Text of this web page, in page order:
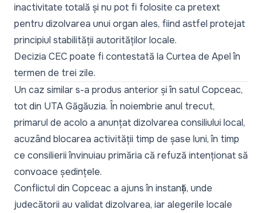
inactivitate totală și nu pot fi folosite ca pretext
pentru dizolvarea unui organ ales, fiind astfel protejat
principiul stabilității autorităților locale.
Decizia CEC poate fi contestată la Curtea de Apel în
termen de trei zile.
Un caz similar s-a produs anterior și în satul Copceac,
tot din UTA Găgăuzia. În noiembrie anul trecut,
primarul de acolo a anunțat dizolvarea consiliului local,
acuzând blocarea activității timp de șase luni, în timp
ce consilierii învinuiau primăria că refuză intenționat să
convoace ședințele.
Conflictul din Copceac a ajuns în instanță, unde
judecătorii au validat dizolvarea, iar alegerile locale